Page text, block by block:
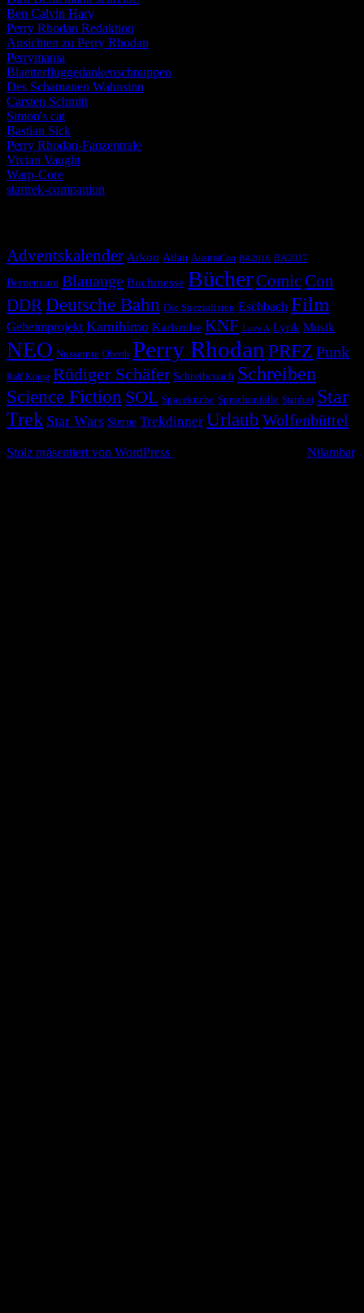
Ben Calvin Hary
Perry Rhodan Redaktion
Ansichten zu Perry Rhodan
Perrymania
Blaetterfluggedankenschnuppen
Des Schamanen Wahnsinn
Carsten Schmitt
Simon's cat
Bastian Sick
Perry Rhodan-Fanzentrale
Vivian Vaught
Warp-Core
startrek-companion
Adventskalender Arkon Atlan AustriaCon BA2016 BA2017
Bernemann Blauauge Buchmesse BücherComicCon
DDR Deutsche Bahn Die Spezialisten Eschbach Film
Geheimprojekt Kamihimo Karlsruhe KNF Love A Lyrik Musik
NEO Nussernte Oberth Perry Rhodan PRFZ Punk
Ralf König Rüdiger Schäfer Schreibcoach Schreiben
Science Fiction SOL Spaceküche Sprachunfälle Stardust Star
Trek Star Wars Sterne Trekdinner Urlaub Wolfenbüttel
Stolz präsentiert von WordPress
Nilambar.